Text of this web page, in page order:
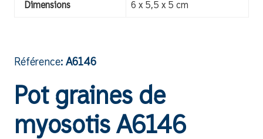
Dimensions 6 x 5,5 x 5 cm
Référence: A6146
Pot graines de
myosotis A6146